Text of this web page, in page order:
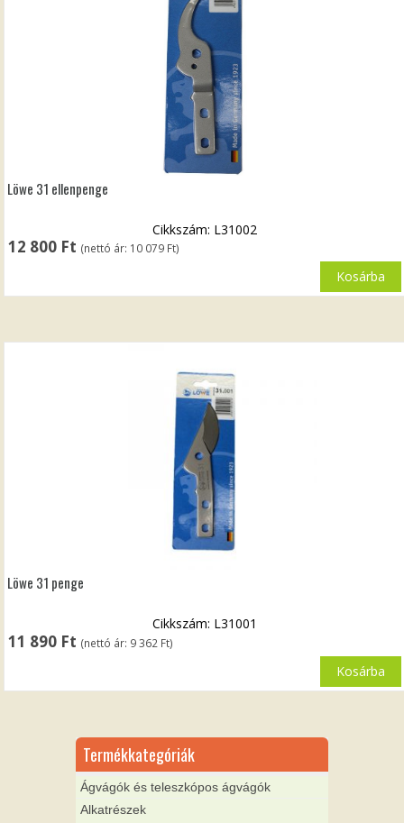
Löwe 31 ellenpenge
12 800 Ft (nettó ár: 10 079 Ft)
Cikkszám: L31002
Kosárba
Löwe 31 penge
11 890 Ft (nettó ár: 9 362 Ft)
Cikkszám: L31001
Kosárba
Termékkategóriák
Ágvágók és teleszkópos ágvágók
Alkatrészek